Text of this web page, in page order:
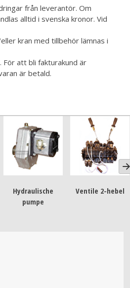
från leverantör. Om
alltid i svenska kronor. Vid
kran med tillbehör lämnas i
att bli fakturakund är
är betald.
Hydraulische
pumpe
Ventile 2-hebel